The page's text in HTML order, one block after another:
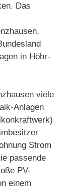
Das
in Höhr-
viele
Anlagen
Strom
passende
PV-
einem